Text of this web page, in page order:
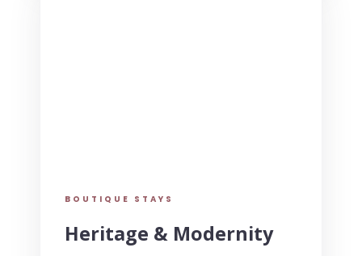
BOUTIQUE STAYS
Heritage & Modernity